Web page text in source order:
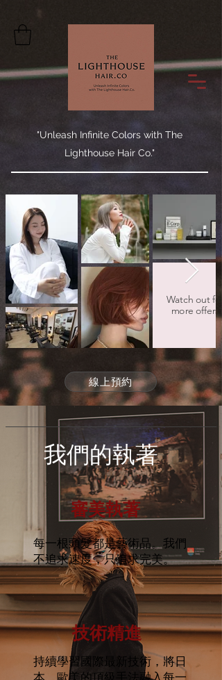
"Unleash Infinite Colors with The
Lighthouse Hair Co."
Watch out for
more offers
線上預約
我們的執著
審美執著
每一根頭髮都是藝術品。我們
不追求速度，只追求完美。
技術精進
持續學習國際最新技術，將日
本、歐美的頂級手法融入每一